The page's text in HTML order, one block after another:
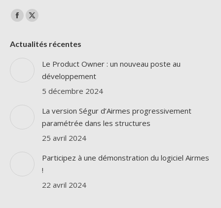
Trouvez nous sur :
La
Facebook
s'ouvre
une
fenêtre
La
X
s'ouvre
dans
fenêtre
Actualités récentes
Le Product Owner : un nouveau poste au
développement
5 décembre 2024
La version Ségur d’Airmes progressivement
paramétrée dans les structures
25 avril 2024
Participez à une démonstration du logiciel Airmes
!
22 avril 2024